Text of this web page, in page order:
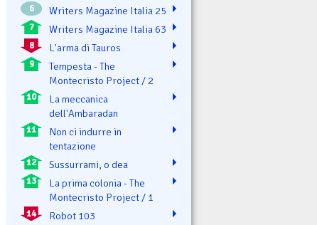
6 Writers Magazine Italia 25
7 Writers Magazine Italia 63
8 L'arma di Tauros
9
Tempesta - The
Montecristo Project / 2
10
La meccanica
dell'Ambaradan
11
Non ci indurre in
tentazione
12 Sussurrami, o dea
13
La prima colonia - The
Montecristo Project / 1
14 Robot 103